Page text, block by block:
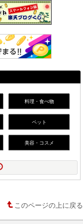
料理・食べ物
ペット
美容・コスメ
このページの上に戻る